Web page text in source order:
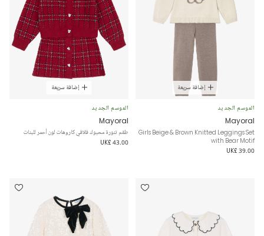
إضافة سريعة
الموسم الجديد
Mayoral
Girls Beige & Brown Knitted Leggings Set
with Bear Motif
UK£ 39.00
إضافة سريعة
الموسم الجديد
Mayoral
طقم تنورة محبوك فلافي كاروهات لون أحمر للبنات
UK£ 43.00